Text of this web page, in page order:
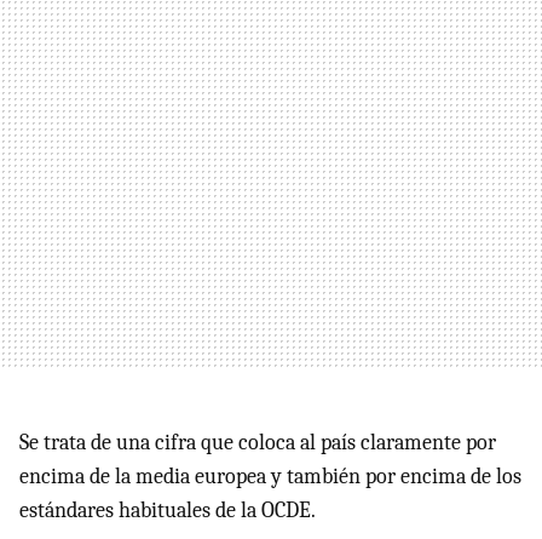
Se trata de una cifra que coloca al país claramente por
encima de la media europea y también por encima de los
estándares habituales de la OCDE.